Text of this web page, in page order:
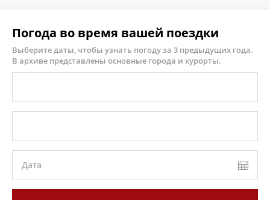
Погода во время вашей поездки
Выберите даты, чтобы узнать погоду за 3 предыдущих года.
В архиве представлены основные города и курорты.
Дата